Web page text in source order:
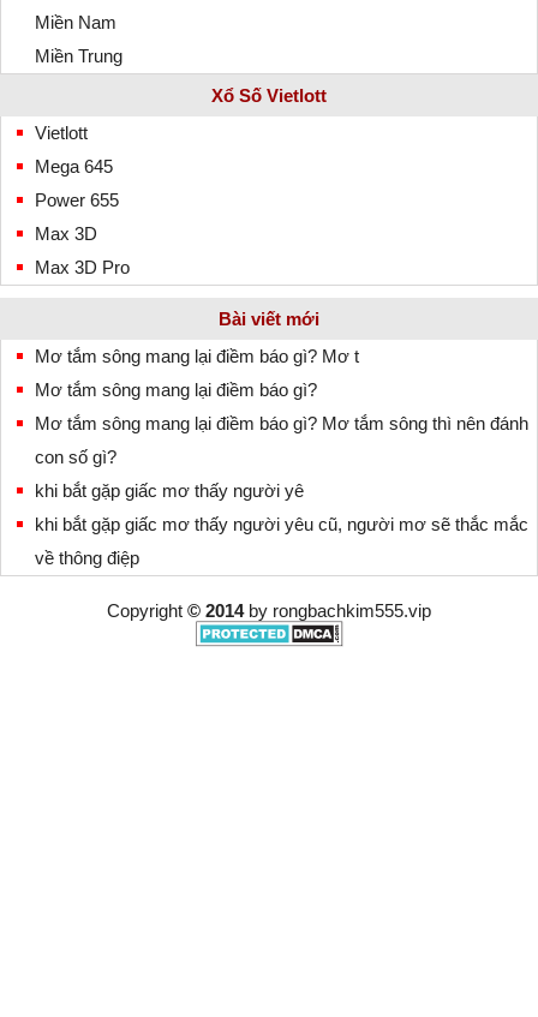
Miền Nam
Miền Trung
Xổ Số Vietlott
Vietlott
Mega 645
Power 655
Max 3D
Max 3D Pro
Bài viết mới
Mơ tắm sông mang lại điềm báo gì? Mơ t
Mơ tắm sông mang lại điềm báo gì?
Mơ tắm sông mang lại điềm báo gì? Mơ tắm sông thì nên đánh
con số gì?
khi bắt gặp giấc mơ thấy người yê
khi bắt gặp giấc mơ thấy người yêu cũ, người mơ sẽ thắc mắc
về thông điệp
Copyright © 2014by rongbachkim555.vip